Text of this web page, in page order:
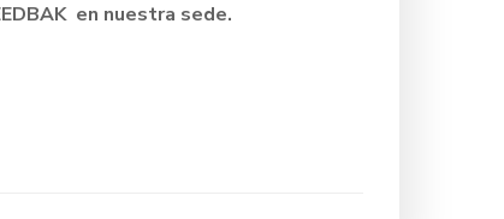
en nuestra sede.